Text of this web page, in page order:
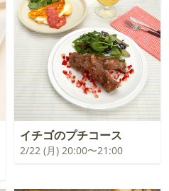
イチゴのプチコース
2/22 (月) 20:00〜21:00